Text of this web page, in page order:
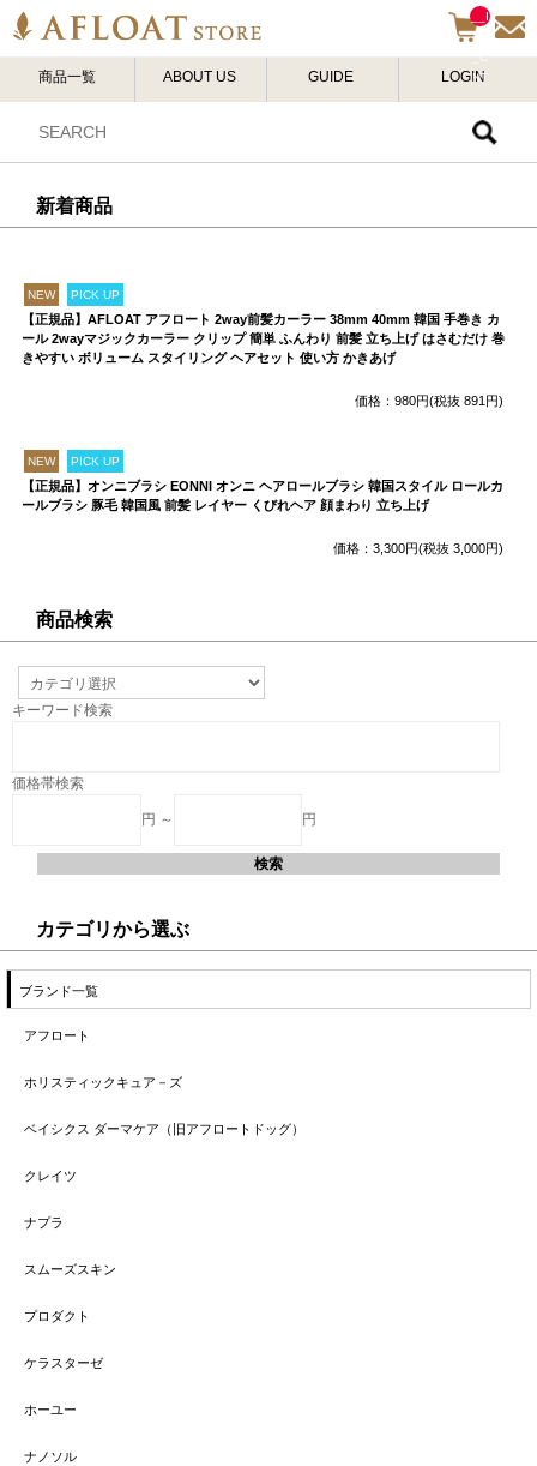
__I
TM
_C
NT
商品一覧 ABOUT US GUIDE LOGIN
新着商品
NEW PICK UP
【正規品】AFLOAT アフロート 2way前髪カーラー 38mm 40mm 韓国 手巻き カ
ール 2wayマジックカーラー クリップ 簡単 ふんわり 前髪 立ち上げ はさむだけ 巻
きやすい ボリューム スタイリング ヘアセット 使い方 かきあげ
価格：980円(税抜 891円)
NEW PICK UP
【正規品】オンニブラシ EONNI オンニ ヘアロールブラシ 韓国スタイル ロールカ
ールブラシ 豚毛 韓国風 前髪 レイヤー くびれヘア 顔まわり 立ち上げ
価格：3,300円(税抜 3,000円)
商品検索
キーワード検索
価格帯検索
円 ～ 円
カテゴリから選ぶ
ブランド一覧
アフロート
ホリスティックキュア－ズ
ベイシクス ダーマケア（旧アフロートドッグ）
クレイツ
ナプラ
スムーズスキン
プロダクト
ケラスターゼ
ホーユー
ナノソル